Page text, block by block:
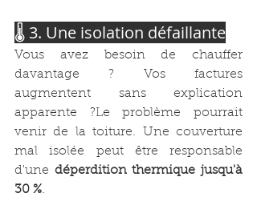
🌡️ 3. Une isolation défaillante
Vous avez besoin de chauffer
davantage ? Vos factures
augmentent sans explication
apparente ?Le problème pourrait
venir de la toiture. Une couverture
mal isolée peut être responsable
d'une déperdition thermique jusqu'à
30 %.